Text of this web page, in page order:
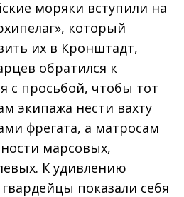
моряки вступили на
который
их в Кронштадт,
обратился к
с просьбой, чтобы тот
экипажа нести вахту
фрегата, а матросам
марсовых,
К удивлению
показали себя